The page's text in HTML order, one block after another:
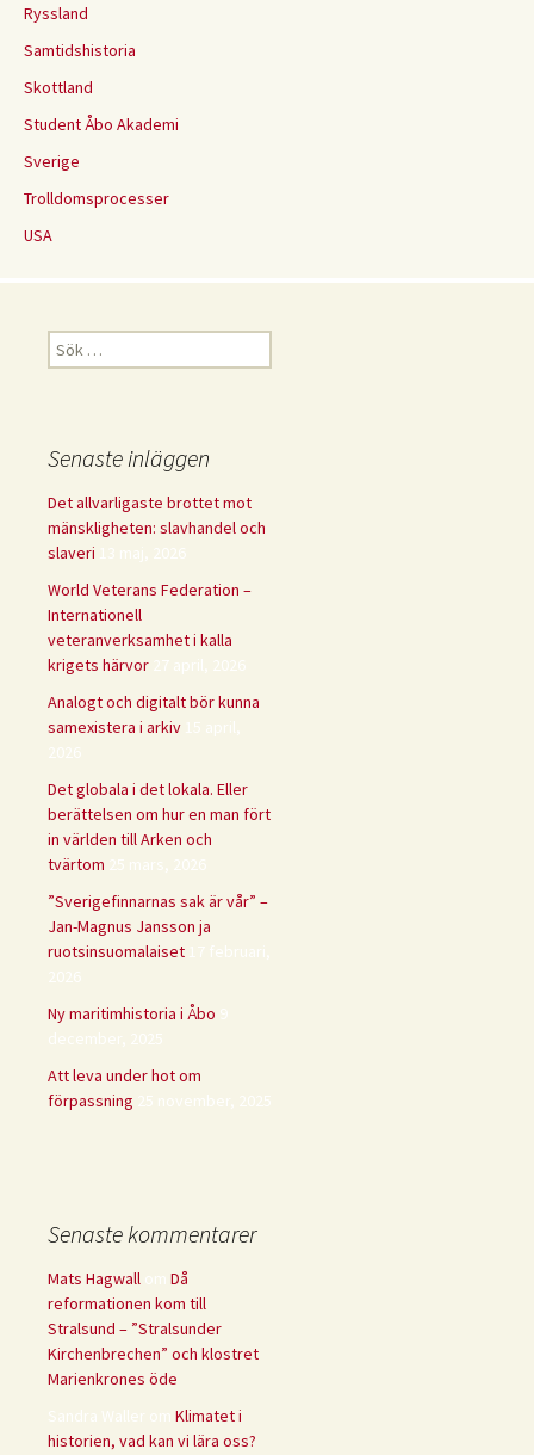
Ryssland
Samtidshistoria
Skottland
Student Åbo Akademi
Sverige
Trolldomsprocesser
USA
Sök
efter:
Senaste inläggen
Det allvarligaste brottet mot
mänskligheten: slavhandel och
slaveri 13 maj, 2026
World Veterans Federation –
Internationell
veteranverksamhet i kalla
krigets härvor
27 april, 2026
Analogt och digitalt bör kunna
samexistera i arkiv 15 april,
2026
Det globala i det lokala. Eller
berättelsen om hur en man fört
in världen till Arken och
tvärtom
25 mars, 2026
”Sverigefinnarnas sak är vår” –
Jan-Magnus Jansson ja
ruotsinsuomalaiset 17 februari,
2026
Ny maritimhistoria i Åbo 9
december, 2025
Att leva under hot om
förpassning
25 november, 2025
Senaste kommentarer
Mats Hagwall om Då
reformationen kom till
Stralsund – ”Stralsunder
Kirchenbrechen” och klostret
Marienkrones öde
Sandra Waller om Klimatet i
historien, vad kan vi lära oss?